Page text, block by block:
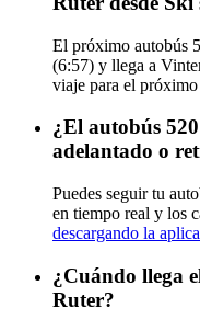
El próximo autobús
(6:57) y llega a
viaje para el
¿El autobús
adelantado o
Puedes seguir tu
en tiempo real y los
descargando la
¿Cuándo llega
Ruter?